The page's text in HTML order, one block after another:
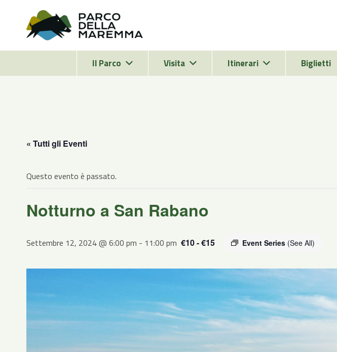
Il Parco Visita Itinerari Biglietti
« Tutti gli Eventi
Questo evento è passato.
Notturno a San Rabano
Settembre 12, 2024 @ 6:00 pm - 11:00 pm Event Series (See All)
€10 - €15